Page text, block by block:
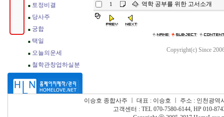
1 역학 공부를 위한 고서소개
Copyright(c) Since
이승호 종합사주 대표 : 이승호
주소 : 인천광역
고객센터 : TEL 070-7580-6144, HP 010-